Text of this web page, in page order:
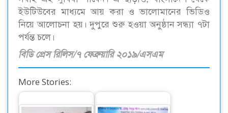
ইউটিউবের মাধ্যমে আয় করা ও ভালোমানের ভিডিও
নিয়ে আলোচনা হয়। দুপুরে শুরু হওয়া অনুষ্ঠান সন্ধ্যা ৭টা
পর্যন্ত চলে।
বিডি প্রেস রিলিস/৭ ফেব্রুয়ারি ২০১৯/এসএম
More Stories: